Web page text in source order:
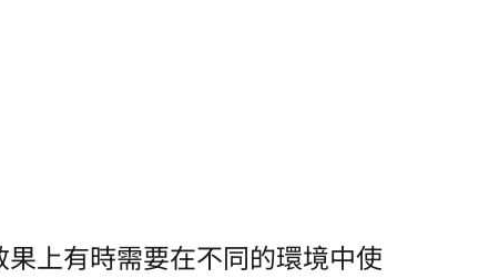
上有時需要在不同的環境中使